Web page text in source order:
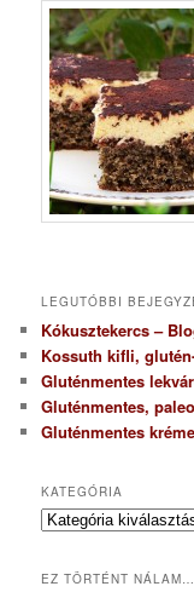
LEGUTÓBBI
Kókusztekercs –
Kossuth kifli,
Gluténmentes
Gluténmentes,
Gluténmentes
KATEGÓRIA
K
e
EZ TÖRTÉNT NÁLAM…